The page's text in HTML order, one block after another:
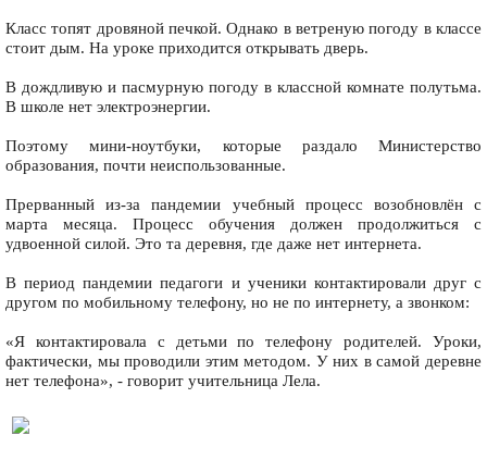
Класс топят дровяной печкой. Однако в ветреную погоду в классе
стоит дым. На уроке приходится открывать дверь.
В дождливую и пасмурную погоду в классной комнате полутьма.
В школе нет электроэнергии.
Поэтому мини-ноутбуки, которые раздало Министерство
образования, почти неиспользованные.
Прерванный из-за пандемии учебный процесс возобновлён с
марта месяца. Процесс обучения должен продолжиться с
удвоенной силой. Это та деревня, где даже нет интернета.
В период пандемии педагоги и ученики контактировали друг с
другом по мобильному телефону, но не по интернету, а звонком:
«Я контактировала с детьми по телефону родителей. Уроки,
фактически, мы проводили этим методом. У них в самой деревне
нет телефона», - говорит учительница Лела.